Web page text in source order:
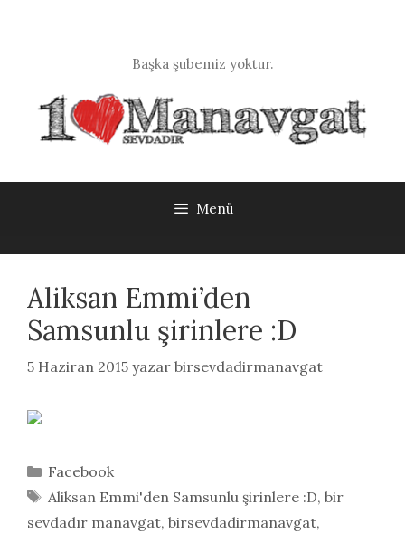
Başka şubemiz yoktur.
Menü
Aliksan Emmi’den
Samsunlu şirinlere :D
5 Haziran 2015 yazar birsevdadirmanavgat
Kategoriler
Facebook
Etiketler
Aliksan Emmi'den Samsunlu şirinlere :D, bir
sevdadır manavgat, birsevdadirmanavgat,